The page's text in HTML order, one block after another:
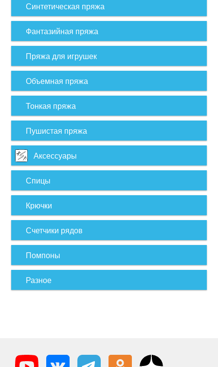
Синтетическая пряжа
Фантазийная пряжа
Пряжа для игрушек
Объемная пряжа
Тонкая пряжа
Пушистая пряжа
Аксессуары
Спицы
Крючки
Счетчики рядов
Помпоны
Разное